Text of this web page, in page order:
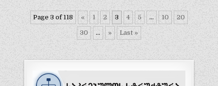
Page 3 of 118 « 1 2 3 4 5 ... 10 20
30 ... » Last »